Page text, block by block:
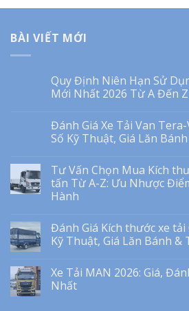
BÀI VIẾT MỚI
Quy Định Niên Hạn Sử
Mới Nhất 2026 Từ A Đến Z
Đánh Giá Xe Tải Van
Số Kỹ Thuật, Giá Lăn
Tư Vấn Chọn Mua Kích
tấn Từ A-Z: Ưu Nhược
Hành
Đánh Giá Kích thước xe
Kỹ Thuật, Giá Lăn Bánh &
Xe Tải MAN 2026: Giá,
Nhất